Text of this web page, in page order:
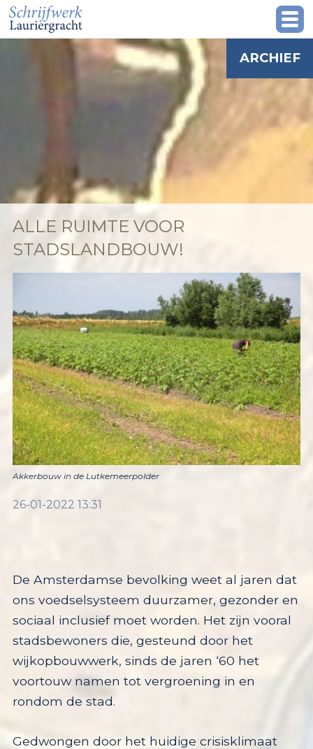
ARCHIEF
ALLE RUIMTE VOOR
STADSLANDBOUW!
Akkerbouw in de Lutkemeerpolder
26-01-2022 13:31
De Amsterdamse bevolking weet al jaren dat
ons voedselsysteem duurzamer, gezonder en
sociaal inclusief moet worden. Het zijn vooral
stadsbewoners die, gesteund door het
wijkopbouwwerk, sinds de jaren ‘60 het
voortouw namen tot vergroening in en
rondom de stad.
Gedwongen door het huidige crisisklimaat